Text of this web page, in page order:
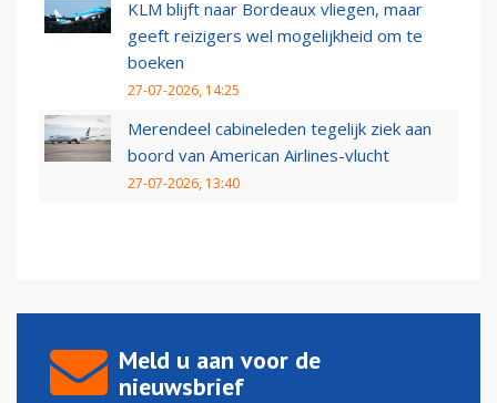
KLM blijft naar Bordeaux vliegen, maar
geeft reizigers wel mogelijkheid om te
boeken
27-07-2026, 14:25
Merendeel cabineleden tegelijk ziek aan
boord van American Airlines-vlucht
27-07-2026, 13:40
Meld u aan voor de
nieuwsbrief